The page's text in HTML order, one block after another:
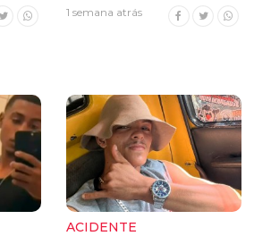
1 semana atrás
ACIDENTE